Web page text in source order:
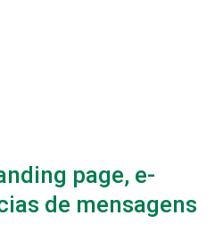
page, e-
de mensagens